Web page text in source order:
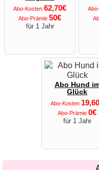
Abo-Kosten 62,70€
Abo-Prämie 50€
für 1 Jahr
Abo Hund
Glück
Abo-Kosten
Abo-Prämie 0€
für 1 Jahr